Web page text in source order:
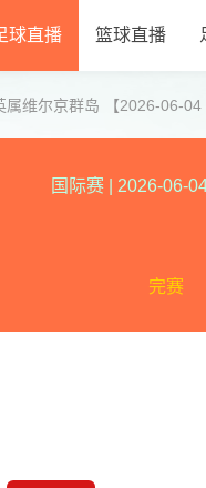
球直播 篮球直播
属维尔京群岛 【2026-06-04
国际赛 2026-06-
完赛